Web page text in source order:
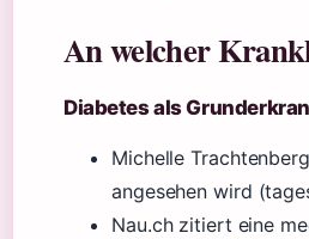
An welcher
Diabetes als
Michelle
angesehen wird
Nau.ch zitiert eine